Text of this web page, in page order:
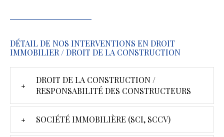
DÉTAIL DE NOS INTERVENTIONS EN DROIT
IMMOBILIER / DROIT DE LA CONSTRUCTION
DROIT DE LA CONSTRUCTION /
RESPONSABILITÉ DES CONSTRUCTEURS
SOCIÉTÉ IMMOBILIÈRE (SCI, SCCV)